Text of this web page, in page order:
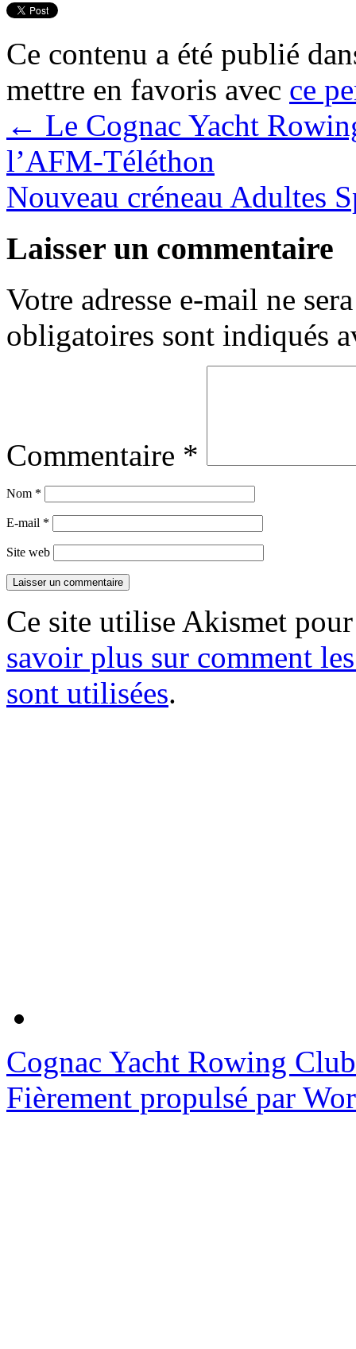
Ce contenu a été publié
mettre en favoris avec ce
← Le Cognac Yacht
l’AFM-Téléthon
Nouveau créneau Adultes
Laisser un commentaire
Votre adresse e-mail ne
obligatoires sont indiqués
Commentaire *
Nom *
E-mail *
Site web
Ce site utilise Akismet
savoir plus sur comment
sont utilisées.
Cognac Yacht Rowing Club
Fièrement propulsé par